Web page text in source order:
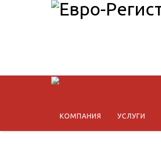
КОМПАНИЯ УСЛУГИ